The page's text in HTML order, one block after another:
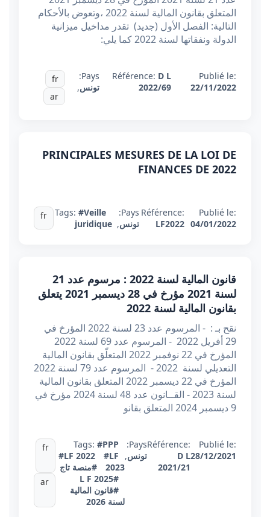
المتعلق بقانون المالية لسنة 2022 ،وتعوض بالأحكام
التالية: الفصل الأول (جديد) تقدر مداخيل ميزانية
الدولة ونفقاتها لسنة 2022 كما يلي:
Publié le:
22/11/2022
Référence: D L
2022/69
Pays:
تونس,
fr
ar
PRINCIPALES MESURES DE LA LOI DE
FINANCES DE 2022
Publié le:
04/01/2022
Référence:
LF2022
Pays:
تونس,
Tags:#Veille
juridique
fr
قانون المالية لسنة 2022 : مرسوم عدد 21
لسنة 2021 مؤرخ في 28 ديسمبر 2021 يتعلق
بقانون المالية لسنة 2022
نقح بـ : - المرسوم عدد 23 لسنة 2022 المؤرخ في
29 أفريل 2022 - المرسوم عدد 69 لسنة 2022
المؤرخ في 22 نوفمبر 2022 المتعلّق بقانون المالية
التعديلي لسنة 2022 - المرسوم عدد 79 لسنة 2022
المؤرخ في 22 ديسمبر 2022 المتعلق بقانون المالية
لسنة 2023 - القــانون عدد 48 لسنة 2024 مؤرخ في
9 ديسمبر 2024 المتعلق بقانو
Publié le:
28/12/2021
Référence:
D L
2021/21
Pays:
تونس,
Tags: #PPP
#LF 2022
#LF
2023
#منصة تاج
#L F 2025
#قانون المالية
لسنة 2026
fr
ar